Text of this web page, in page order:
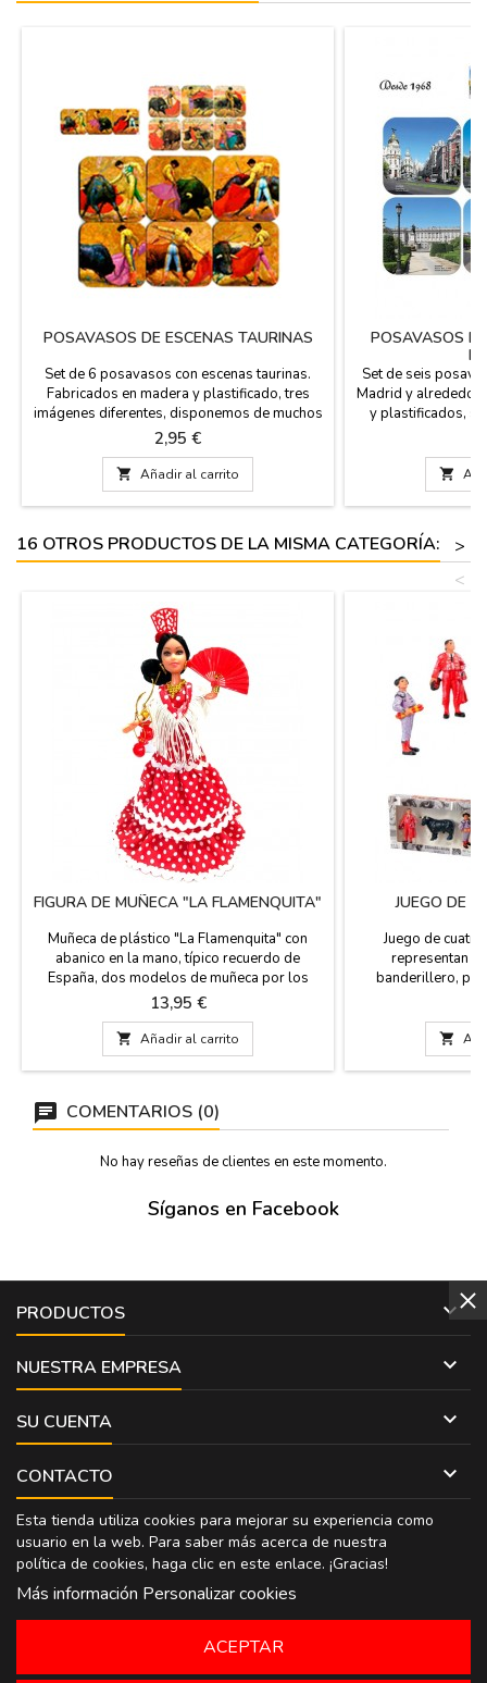
POSAVASOS DE ESCENAS TAURINAS
Set de 6 posavasos con escenas taurinas.
Fabricados en madera y plastificado, tres
imágenes diferentes, disponemos de muchos
modelos. Son cuadrados con las puntas
redondeadas.
Precio
2,95 €
 Añadir al carrito
POSAVASOS
Set de seis
Madrid y
y plastificados,
y en sepia con
cuadrados con

16 OTROS PRODUCTOS DE LA MISMA CATEGORÍA:
>
<
FIGURA DE MUÑECA "LA FLAMENQUITA"
Muñeca de plástico "La Flamenquita" con
abanico en la mano, típico recuerdo de
España, dos modelos de muñeca por los
colores de sus vestidos de lunares y dos
tamaños diferentes, pequeña y grande.
Llevan incluidos unos pendientes, peineta y
castañuelas. Pequeña: 25 cm alto Grande: 30
cm alto
Precio
13,95 €
 Añadir al carrito
JUEGO DE
Juego de
representan
banderillero,
también
magnéticos. Cada
en una caja de

COMENTARIOS (0)
No hay reseñas de clientes en este momento.
Síganos en Facebook
PRODUCTOS 
NUESTRA EMPRESA 
SU CUENTA 
CONTACTO 
Esta tienda utiliza cookies para mejorar su experiencia como
usuario en la web. Para saber más acerca de nuestra
política de cookies, haga clic en este enlace. ¡Gracias!
Más información Personalizar cookies
ACEPTAR